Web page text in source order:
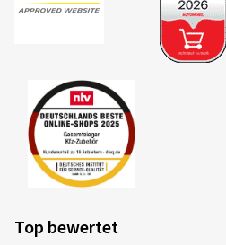
Top bewertet